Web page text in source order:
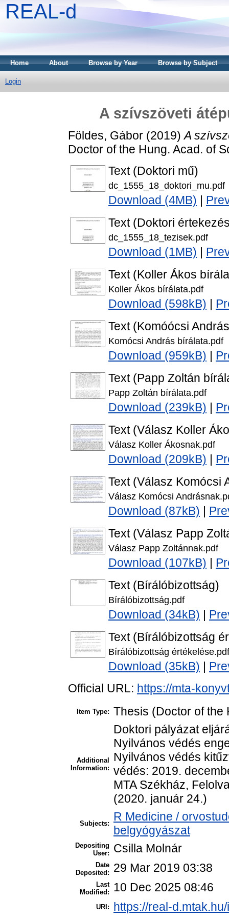
REAL-d
Home About Browse by Year Browse by Subject
Login
A szívszöveti
Földes, Gábor (2019)A
Doctor of the Hung. Acad. of
Text (Doktori mű)
dc_1555_18_doktori_mu.pdf
Download (4MB)
Text (Doktori
dc_1555_18_tezisek.pdf
Download (1MB)
Text (Koller Ákos
Koller Ákos bírálata.pdf
Download (598kB)
Text (Komóócsi
Komócsi András bírálata.pdf
Download (959kB)
Text (Papp Zoltán
Papp Zoltán bírálata.pdf
Download (239kB)
Text (Válasz Koller
Válasz Koller Ákosnak.pdf
Download (209kB)
Text (Válasz Komócsi
Válasz Komócsi
Download (87kB)
Text (Válasz Papp
Válasz Papp Zoltánnak.pdf
Download (107kB)
Text (Bírálóbizottság)
Bírálóbizottság.pdf
Download (34kB)
Text (Bírálóbizottság
Bírálóbizottság értékelése.pdf
Download (35kB)
Official URL: https://mta-
Item Type: Thesis (Doctor of the
Additional
Information:
Doktori pályázat
Nyilvános védés
Nyilvános védés
védés: 2019.
MTA Székház,
(2020. január 24.)
Subjects:
R Medicine /
belgyógyászat
Depositing
User:
Csilla Molnár
Date
Deposited:
29 Mar 2019 03:38
Last
Modified:
10 Dec 2025 08:46
URI: https://real-